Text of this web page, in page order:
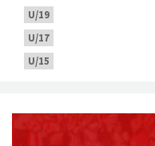
U/19
U/17
U/15